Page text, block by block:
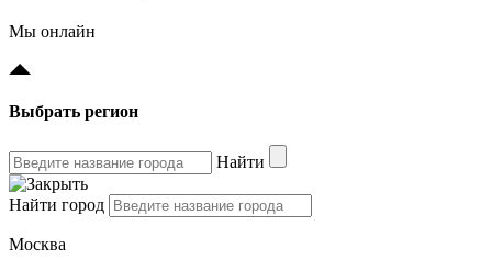
Мы онлайн
Выбрать регион
Найти
Найти город
Москва